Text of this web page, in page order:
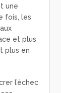
une
fois, les
et plus
plus en
l’échec